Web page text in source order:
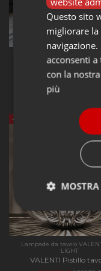
Lampade da tavolo
LIGHT
VALENTI Pistillino
tavolo/appoggio
271,33 €
-20%
Lampade da tavolo
LIGHT
VALENTI Pistillo
Questo sito
migliorare la
acconsenti
con la
più